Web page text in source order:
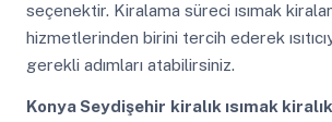
seçenektir. Kiralama süreci ısımak
hizmetlerinden birini tercih ederek
gerekli adımları atabilirsiniz.
Konya Seydişehir kiralık ısımak